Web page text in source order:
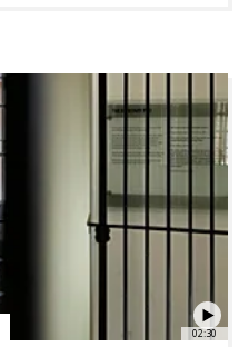
02:30